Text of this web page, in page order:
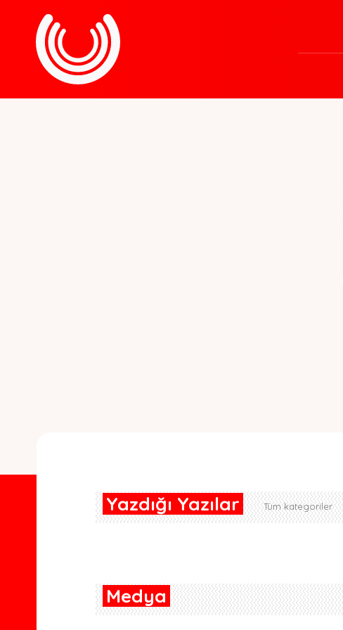
Yazdığı Yazılar Tüm kategoriler
Medya